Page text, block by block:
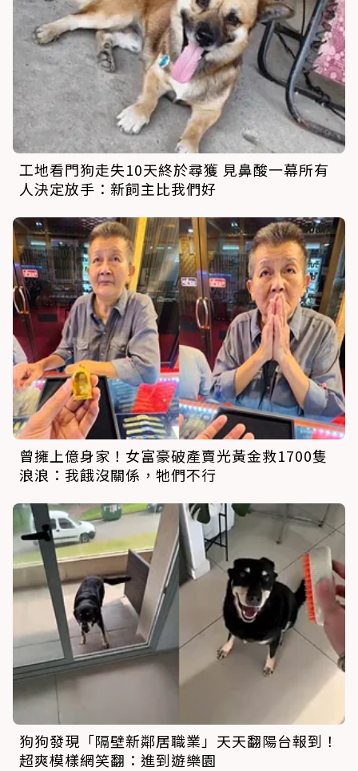
工地看門狗走失10天終於尋獲 見鼻酸一幕所有
人決定放手：新飼主比我們好
曾擁上億身家！女富豪破產賣光黃金救1700隻
浪浪：我餓沒關係，牠們不行
狗狗發現「隔壁新鄰居職業」天天翻陽台報到！
超爽模樣網笑翻：進到遊樂園